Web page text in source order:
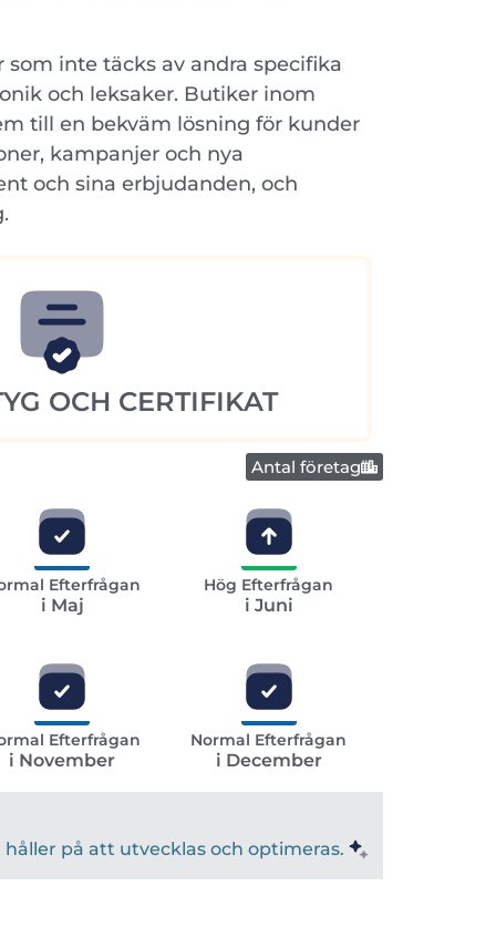
inte täcks av andra specifika
och leksaker. Butiker inom
till en bekväm lösning för kunder
kampanjer och nya
och sina erbjudanden, och
OCH CERTIFIKAT
Antal företag
Efterfrågan
i Maj
Hög Efterfrågan
i Juni
Efterfrågan
i November
Normal Efterfrågan
i December
på att utvecklas och optimeras.